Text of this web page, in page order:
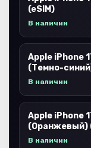
(eSIM)
В наличии
Apple iPhone
(Темно-
В наличии
Apple iPhone
(Оранжевый)
В наличии